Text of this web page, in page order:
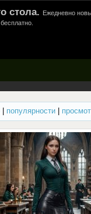
стола. Ежедневно
популярности